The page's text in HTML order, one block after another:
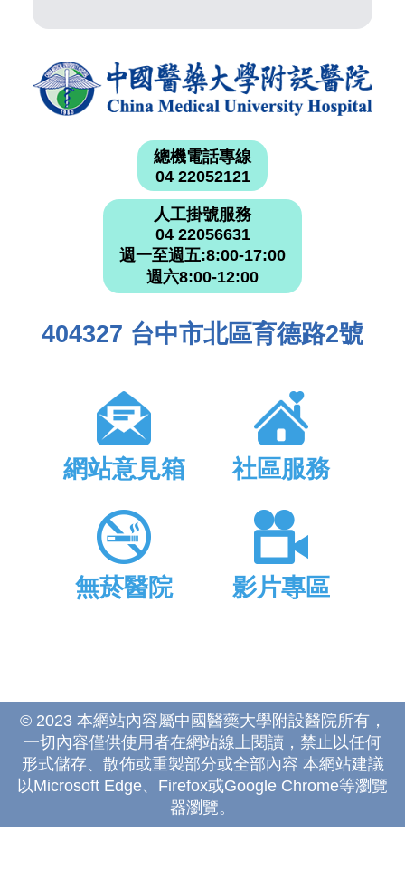
總機電話專線
04 22052121
人工掛號服務
04 22056631
週一至週五:8:00-17:00
週六8:00-12:00
404327 台中市北區育德路2號
網站意見箱 社區服務
無菸醫院 影片專區
© 2023 本網站內容屬中國醫藥大學附設醫院所有，
一切內容僅供使用者在網站線上閱讀，禁止以任何
形式儲存、散佈或重製部分或全部內容 本網站建議
以Microsoft Edge、Firefox或Google Chrome等瀏覽
器瀏覽。